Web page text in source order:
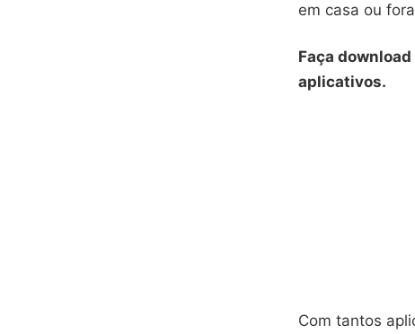
em casa ou
Faça download
aplicativos.
Com tantos